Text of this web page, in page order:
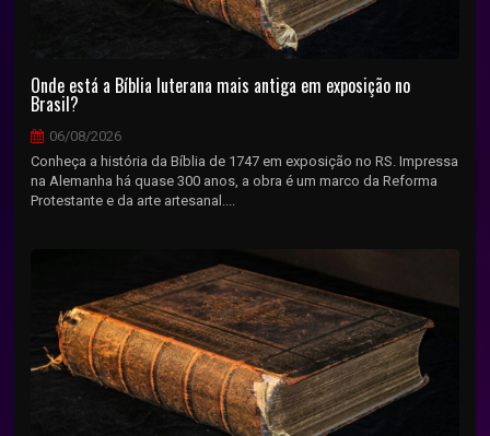
Onde está a Bíblia luterana mais antiga em exposição no
Brasil?
06/08/2026
Conheça a história da Bíblia de 1747 em exposição no RS. Impressa
na Alemanha há quase 300 anos, a obra é um marco da Reforma
Protestante e da arte artesanal....